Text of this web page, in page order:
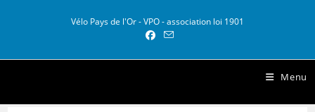
Vélo Pays de l'Or - VPO - association loi 1901
Menu